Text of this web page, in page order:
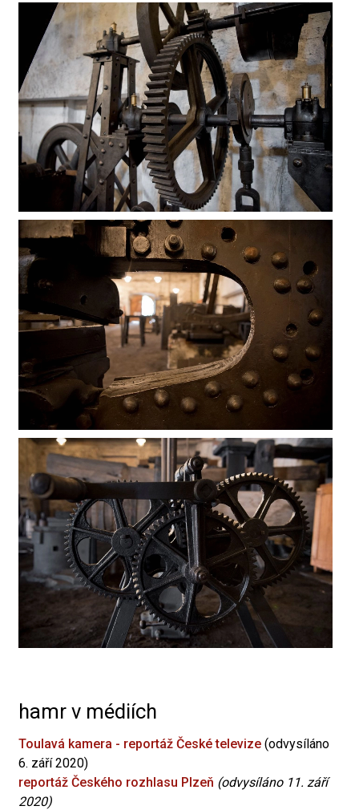
hamr v médiích
Toulavá kamera - reportáž České televize (odvysíláno
6. září 2020)
reportáž Českého rozhlasu Plzeň (odvysíláno 11. září
2020)